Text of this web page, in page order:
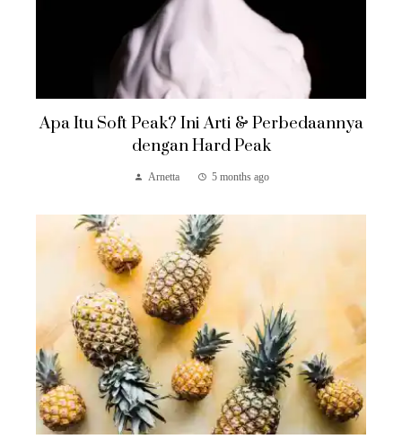
Apa Itu Soft Peak? Ini Arti & Perbedaannya
dengan Hard Peak
Arnetta 5 months ago